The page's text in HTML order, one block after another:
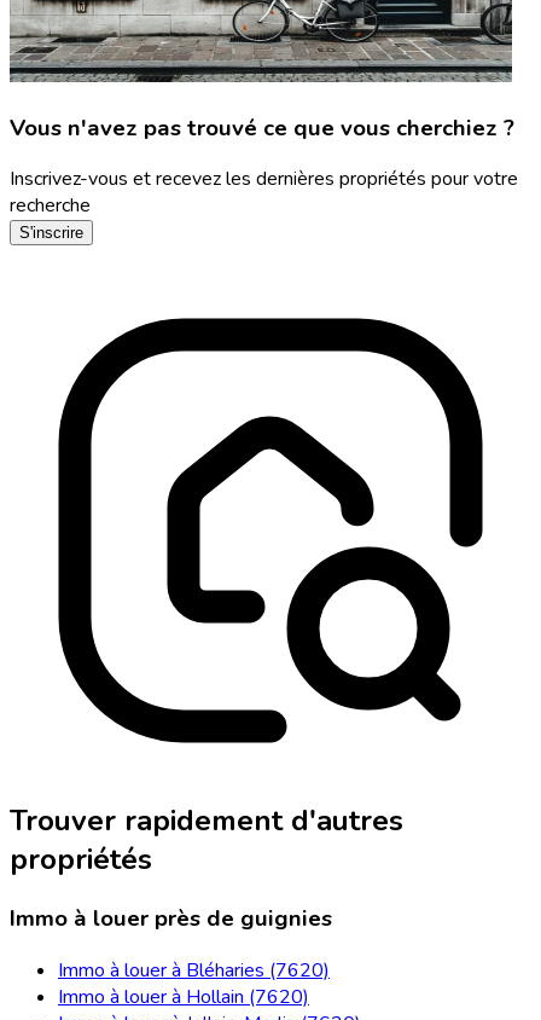
Vous n'avez pas trouvé ce que vous cherchiez ?
Inscrivez-vous et recevez les dernières propriétés pour votre
recherche
S'inscrire
Trouver rapidement d'autres
propriétés
Immo à louer près de guignies
Immo à louer à Bléharies (7620)
Immo à louer à Hollain (7620)